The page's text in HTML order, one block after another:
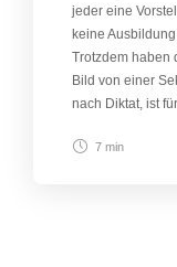
jeder eine
keine
Trotzdem haben
Bild von einer
nach Diktat, ist
7 min